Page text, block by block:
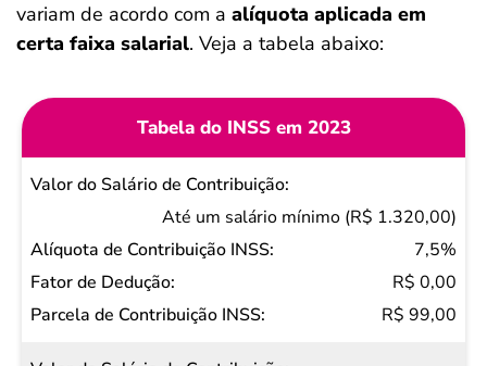
variam de acordo com a alíquota aplicada em
certa faixa salarial. Veja a tabela abaixo:
Tabela do INSS em 2023
Valor do
Contribuição
Alíquota de
Contribuição
Até um salário mínimo (R$ 1.320,00)
7,5%
R$ 0,00
R$ 99,00